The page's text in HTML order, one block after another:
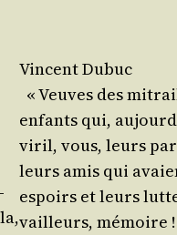
Vincent Dubuc
« Veuves des
enfants qui,
viril, vous, leurs
leurs amis qui
espoirs et leurs
vailleurs, mémoire